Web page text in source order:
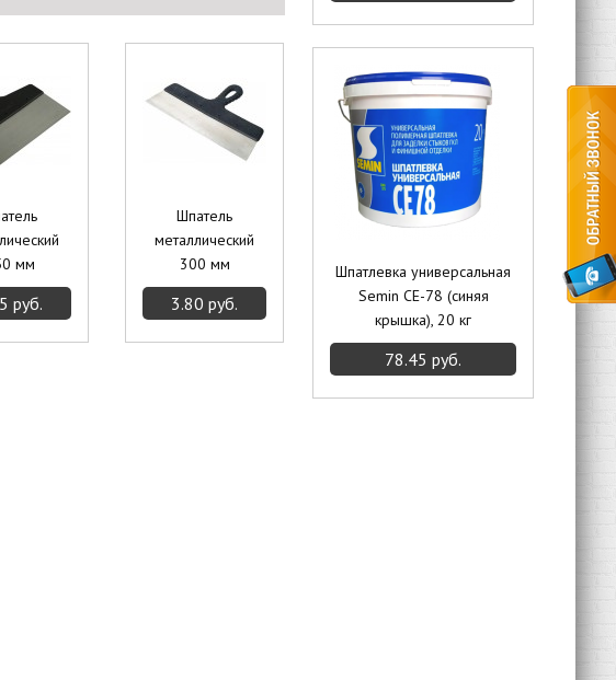
Шпатлевка универсальная
Semin CE-78 (синяя
крышка), 20 кг
78.45 руб.
мм
руб.
Шпатель
металлический
300 мм
3.80 руб.